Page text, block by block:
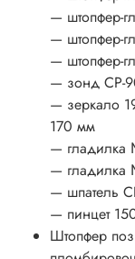
— штопфер-
— штопфер-
— штопфер-
— зонд СР-
— зеркало
170 мм
—
—
— шпатель
— пинцет
Штопфер